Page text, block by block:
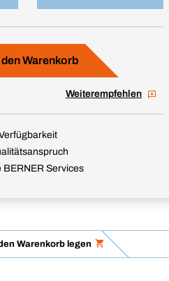
den Warenkorb
Weiterempfehlen
BERNER Services
Warenkorb legen